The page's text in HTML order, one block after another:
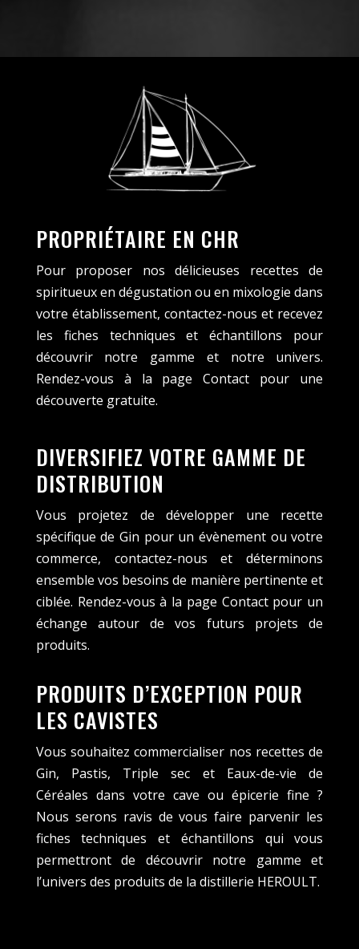
PROPRIÉTAIRE EN CHR
Pour proposer nos délicieuses recettes de
spiritueux en dégustation ou en mixologie dans
votre établissement, contactez-nous et recevez
les fiches techniques et échantillons pour
découvrir notre gamme et notre univers.
Rendez-vous à la page Contact pour une
découverte gratuite.
DIVERSIFIEZ VOTRE GAMME DE
DISTRIBUTION
Vous projetez de développer une recette
spécifique de Gin pour un évènement ou votre
commerce, contactez-nous et déterminons
ensemble vos besoins de manière pertinente et
ciblée. Rendez-vous à la page Contact pour un
échange autour de vos futurs projets de
produits.
PRODUITS D’EXCEPTION POUR
LES CAVISTES
Vous souhaitez commercialiser nos recettes de
Gin, Pastis, Triple sec et Eaux-de-vie de
Céréales dans votre cave ou épicerie fine ?
Nous serons ravis de vous faire parvenir les
fiches techniques et échantillons qui vous
permettront de découvrir notre gamme et
l’univers des produits de la distillerie HEROULT.